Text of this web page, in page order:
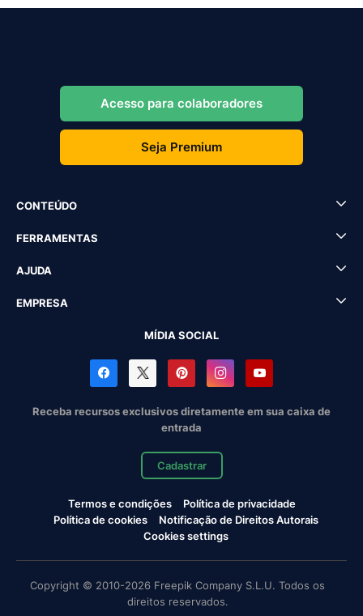
Acesso para colaboradores
Seja Premium
CONTEÚDO
FERRAMENTAS
AJUDA
EMPRESA
MÍDIA SOCIAL
Receba recursos exclusivos diretamente em sua caixa de
entrada
Cadastrar
Termos e condições
Política de privacidade
Política de cookies
Notificação de Direitos Autorais
Cookies settings
Copyright © 2010-2026 Freepik Company S.L.U. Todos os
direitos reservados.